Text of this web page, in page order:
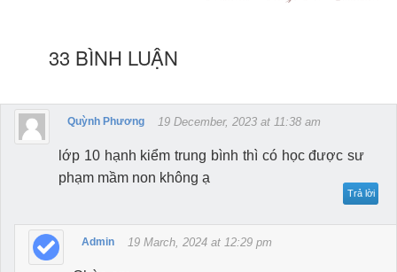
33 BÌNH LUẬN
Quỳnh Phương 19 December, 2023 at 11:38 am
lớp 10 hạnh kiểm trung bình thì có học được sư
phạm mầm non không ạ
Trả lời
Admin 19 March, 2024 at 12:29 pm